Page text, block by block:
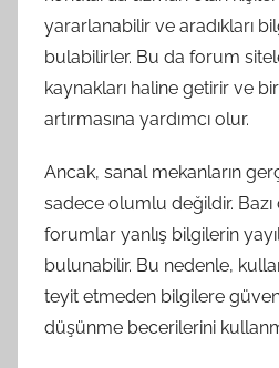
yararlanabilir ve aradıkları
bulabilirler. Bu da forum
kaynakları haline getirir ve
artırmasına yardımcı olur.
Ancak, sanal mekanların
sadece olumlu değildir.
forumlar yanlış bilgilerin
bulunabilir. Bu nedenle,
teyit etmeden bilgilere
düşünme becerilerini